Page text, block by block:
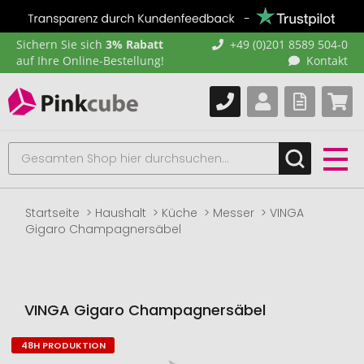
Sichern Sie sich 3% Rabatt
auf Ihre Online-Bestellung!
+49 (0)201 8589 504-0
Kontakt
Startseite Haushalt Küche Messer
VINGA
Gigaro Champagnersäbel
VINGA Gigaro Champagnersäbel
Zum
48H PRODUKTION